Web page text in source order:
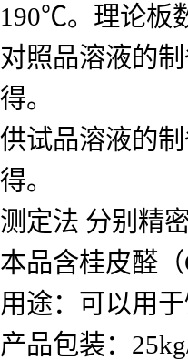
190℃。理论板
对照品溶液的
得。
供试品溶液的
得。
测定法 分别精
本品含桂皮醛
用途：可以用
产品包装：